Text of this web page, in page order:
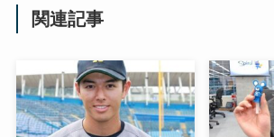
関連記事